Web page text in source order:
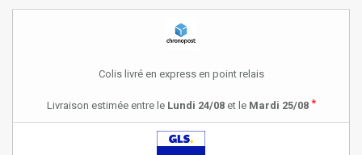
Colis livré en express en point relais
Livraison estimée entre le Lundi 24/08et le Mardi 25/08 *